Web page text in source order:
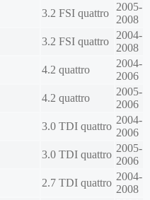
3.2 FSI quattro
2005-
2008
3.2 FSI quattro
2004-
2008
4.2 quattro
2004-
2006
4.2 quattro
2005-
2006
3.0 TDI quattro
2004-
2006
3.0 TDI quattro
2005-
2006
2.7 TDI quattro
2004-
2008